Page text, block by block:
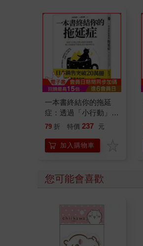
一本書終結你的拖延
症：透過「小行動」打
開大腦的行動開關，懶
的37個科學方法
79 折 特價 237 元
加入購物車
您可能會喜歡